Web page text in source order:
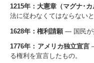
1215年：大憲章（マグナ･カ
法に従わなくてはならないと
1628年：権利請願― 国民が
1776年： アメリカ独立宣言
る権利を宣言したもの。